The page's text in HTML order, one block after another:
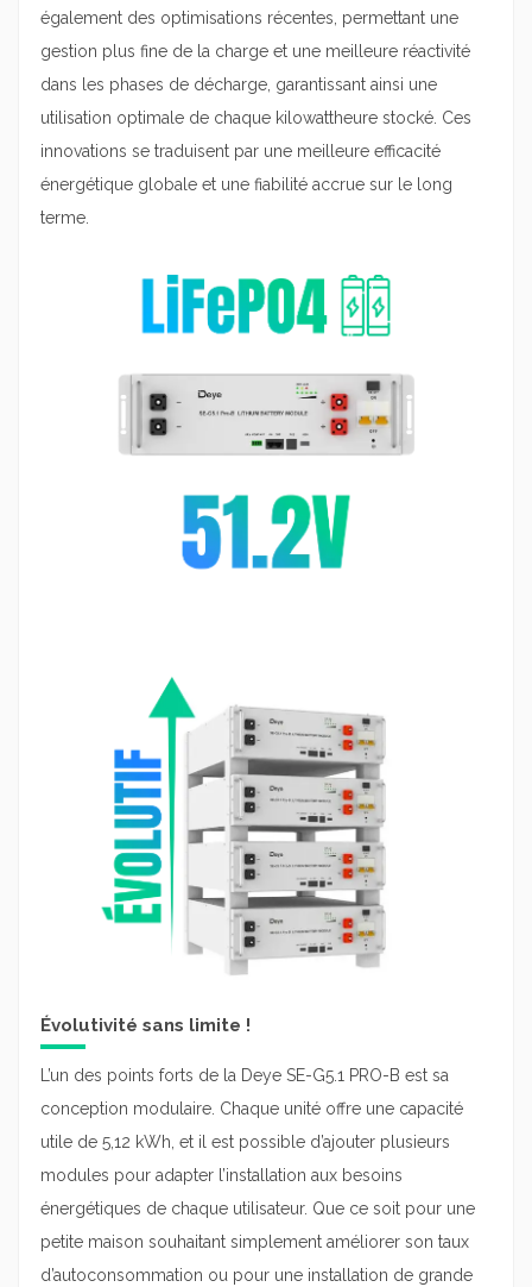
également des optimisations récentes, permettant une
gestion plus fine de la charge et une meilleure réactivité
dans les phases de décharge, garantissant ainsi une
utilisation optimale de chaque kilowattheure stocké. Ces
innovations se traduisent par une meilleure efficacité
énergétique globale et une fiabilité accrue sur le long
terme.
Évolutivité sans limite !
L’un des points forts de la Deye SE-G5.1 PRO-B est sa
conception modulaire. Chaque unité offre une capacité
utile de 5,12 kWh, et il est possible d’ajouter plusieurs
modules pour adapter l’installation aux besoins
énergétiques de chaque utilisateur. Que ce soit pour une
petite maison souhaitant simplement améliorer son taux
d’autoconsommation ou pour une installation de grande